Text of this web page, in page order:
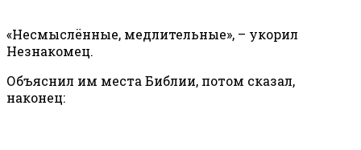
«Несмыслённые, медлительные», – укорил
Незнакомец.
Объяснил им места Библии, потом сказал,
наконец: